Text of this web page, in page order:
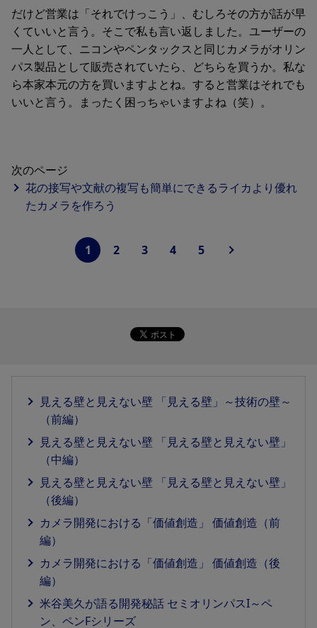
だけど営業は「それでけっこう」、むしろその方が話が早
くていいと言う。そこで私も言い返しました。ユーザーの
一人として、ニコンやペンタックスと同じカメラがオリン
パス製品として販売されていたら、どちらを買うか。私な
ら本家本元の方を買いますよとね。すると営業はそれでも
いいと言う。まったく困っちゃいますよね（笑）。
次のページ
花の接写や文献の複写も簡単にできるライカより優れ
たカメラを作ろう
1 2 3 4 5
見える壁と見えない壁 「見える壁」～技術の壁～
（前編）
見える壁と見えない壁 「見える壁と見えない壁」
（中編）
見える壁と見えない壁 「見える壁と見えない壁」
（後編）
カメラ開発における「価値創造」 価値創造（前
編）
カメラ開発における「価値創造」 価値創造（後
編）
米谷美久が語る開発秘話 セミオリンパスI～ペ
ン、ペンFシリーズ